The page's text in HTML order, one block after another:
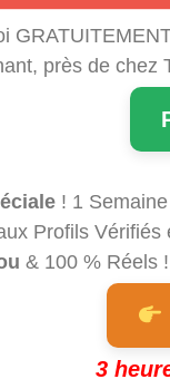
près de chez
! 1 Semaine
Profils
& 100 % Réels
3